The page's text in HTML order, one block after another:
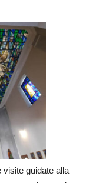
visite guidate alla